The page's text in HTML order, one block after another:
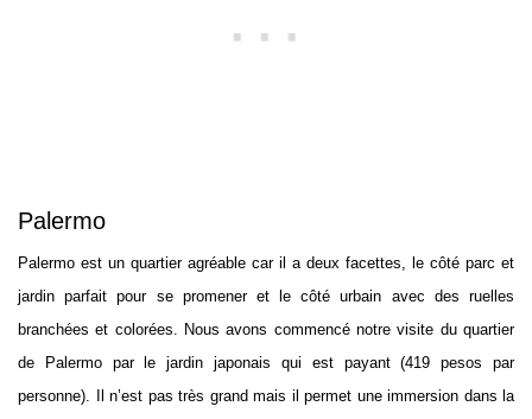
Palermo
Palermo est un quartier agréable car il a deux facettes, le côté parc et
jardin parfait pour se promener et le côté urbain avec des ruelles
branchées et colorées. Nous avons commencé notre visite du quartier
de Palermo par le jardin japonais qui est payant (419 pesos par
personne). Il n’est pas très grand mais il permet une immersion dans la